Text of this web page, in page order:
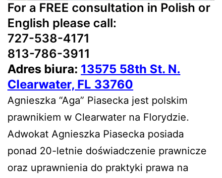
For a FREE consultation in Polish or
English please call:
727-538-4171
813-786-3911
Adres biura: 13575 58th St. N.
Clearwater, FL 33760
Agnieszka “Aga” Piasecka jest polskim
prawnikiem w Clearwater na Florydzie.
Adwokat Agnieszka Piasecka posiada
ponad 20-letnie doświadczenie prawnicze
oraz uprawnienia do praktyki prawa na